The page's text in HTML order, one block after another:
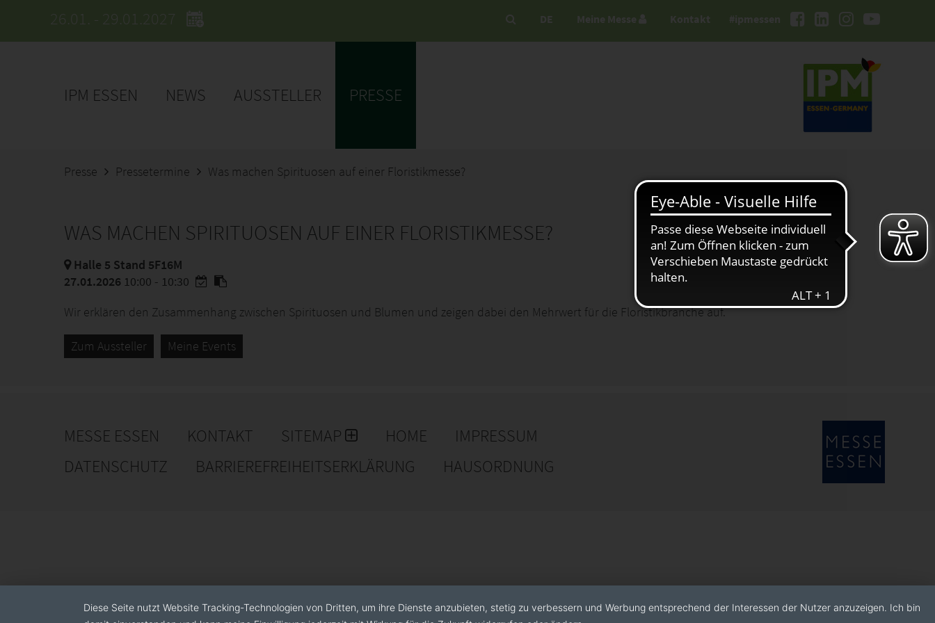
26.01. - 29.01.2027 #ipmessen
DE Meine Messe Kontakt
IPM ESSEN NEWS AUSSTELLER PRESSE
Presse Pressetermine Was machen Spirituosen auf einer Floristikmesse?
WAS MACHEN SPIRITUOSEN AUF EINER FLORISTIKMESSE?
Halle 5 Stand 5F16M
27.01.2026 10:00 - 10:30
Wir erklären den Zusammenhang zwischen Spirituosen und Blumen und zeigen dabei den Mehrwert für die Floristikbranche auf.
Zum Aussteller Meine Events
MESSE ESSEN KONTAKT SITEMAP HOME
IMPRESSUM
DATENSCHUTZ
BARRIEREFREIHEITSERKLÄRUNG HAUSORDNUNG
Diese Seite nutzt Website Tracking-Technologien von Dritten, um ihre Dienste anzubieten, stetig zu verbessern und Werbung entsprechend der Interessen der Nutzer anzuzeigen. Ich bin